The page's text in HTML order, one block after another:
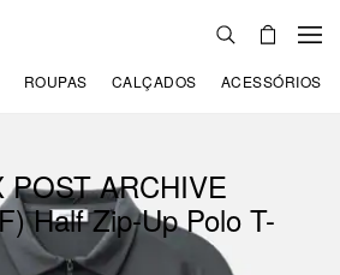
ROUPAS CALÇADOS ACESSÓRIOS
POST ARCHIVE
Half Zip-Up Polo T-